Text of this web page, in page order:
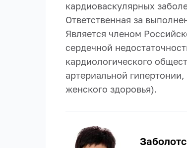
кардиоваскулярных
Ответственная за
Является членом
сердечной
кардиологического
артериальной
женского здоровья).